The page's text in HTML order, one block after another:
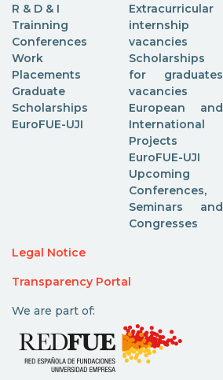
R & D & I
Trainning
Conferences
Work
Placements
Graduate
Scholarships
EuroFUE-UJI
Extracurricular
internship
vacancies
Scholarships
for graduates
vacancies
European and
International
Projects
EuroFUE-UJI
Upcoming
Conferences,
Seminars and
Congresses
Legal Notice
Transparency Portal
We are part of: